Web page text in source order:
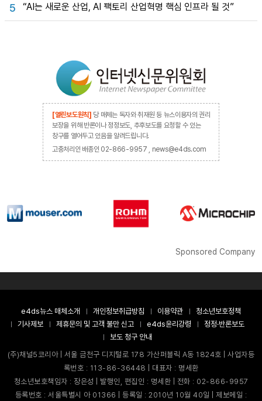
5 “AI는 새로운 산업, AI 팩토리 산업혁명 핵심 인프라 될 것”
[열린보도원칙] 당 매체는 독자와 취재원 등 뉴스이용자의 권리
보장을 위해 반론이나 정정보도, 추후보도를 요청할 수 있는
창구를 열어두고 있음을 알려드립니다.
고충처리인 배종인 02-866-9957 , news@e4ds.com
Sponsored Company
e4ds뉴스 매체소개 개인정보취급방침 이용약관
청소년보호정책
기사제보
제휴문의 및 고객 불만 신고 e4ds윤리강령
정정·반론보도
보도 청구 안내
(주)채널5코리아 | 서울 금천구 디지털로 178 가산퍼블릭 A동 1824호 | 사업자등
록번호 : 113-86-36448 | 대표자 : 명세환
청소년보호책임자 : 장은성 | 발행인, 편집인 : 명세환 | 전화 : 02-866-9957
등록번호 : 서울특별시 아 01366 | 등록일 : 2010년 10월 40일 | 제보메일 :